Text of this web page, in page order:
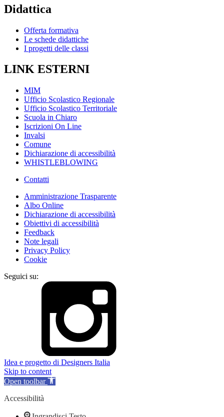
Didattica
Offerta formativa
Le schede didattiche
I progetti delle classi
LINK ESTERNI
MIM
Ufficio Scolastico Regionale
Ufficio Scolastico Territoriale
Scuola in Chiaro
Iscrizioni On Line
Invalsi
Comune
Dichiarazione di accessibilità
WHISTLEBLOWING
Contatti
Amministrazione Trasparente
Albo Online
Dichiarazione di accessibilità
Obiettivi di accessibilità
Feedback
Note legali
Privacy Policy
Cookie
Seguici su:
Idea e progetto di Designers Italia
Skip to content
Open toolbar
Accessibilità